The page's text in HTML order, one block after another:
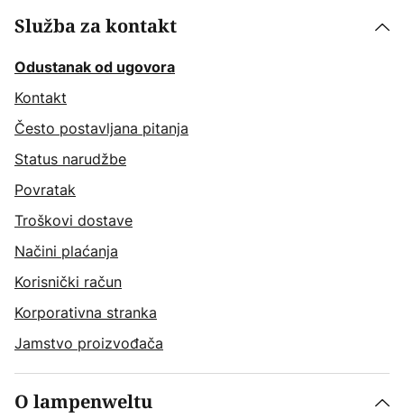
Služba za kontakt
Odustanak od ugovora
Kontakt
Često postavljana pitanja
Status narudžbe
Povratak
Troškovi dostave
Načini plaćanja
Korisnički račun
Korporativna stranka
Jamstvo proizvođača
O lampenweltu